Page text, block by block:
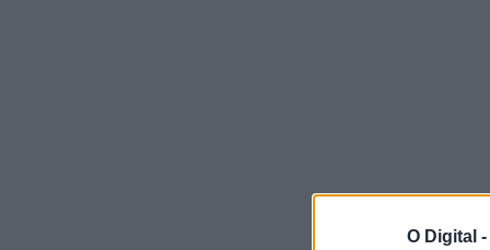
O Digital -